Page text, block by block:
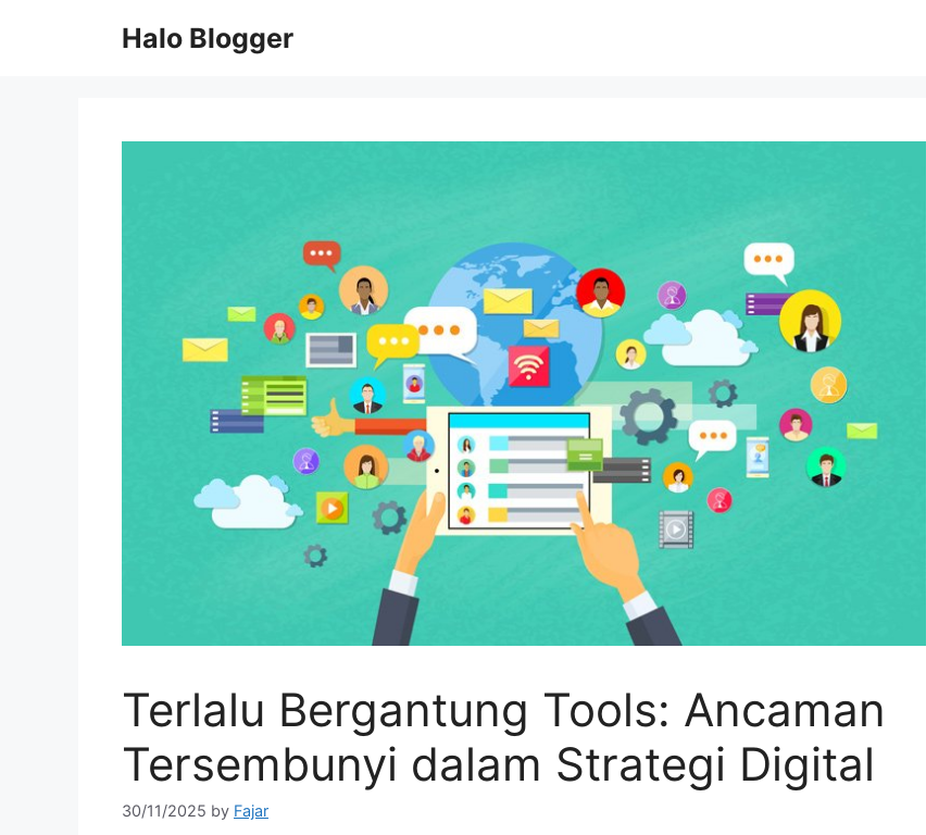
Halo Blogger
Terlalu Bergantung Tools: Ancaman
Tersembunyi dalam Strategi Digital
30/11/2025 by Fajar